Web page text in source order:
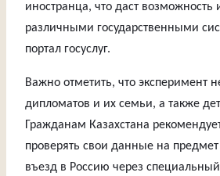
иностранца, что даст возможность
различными государственными
портал госуслуг.
Важно отметить, что эксперимент
дипломатов и их семьи, а также
Гражданам Казахстана
проверять свои данные на
въезд в Россию через